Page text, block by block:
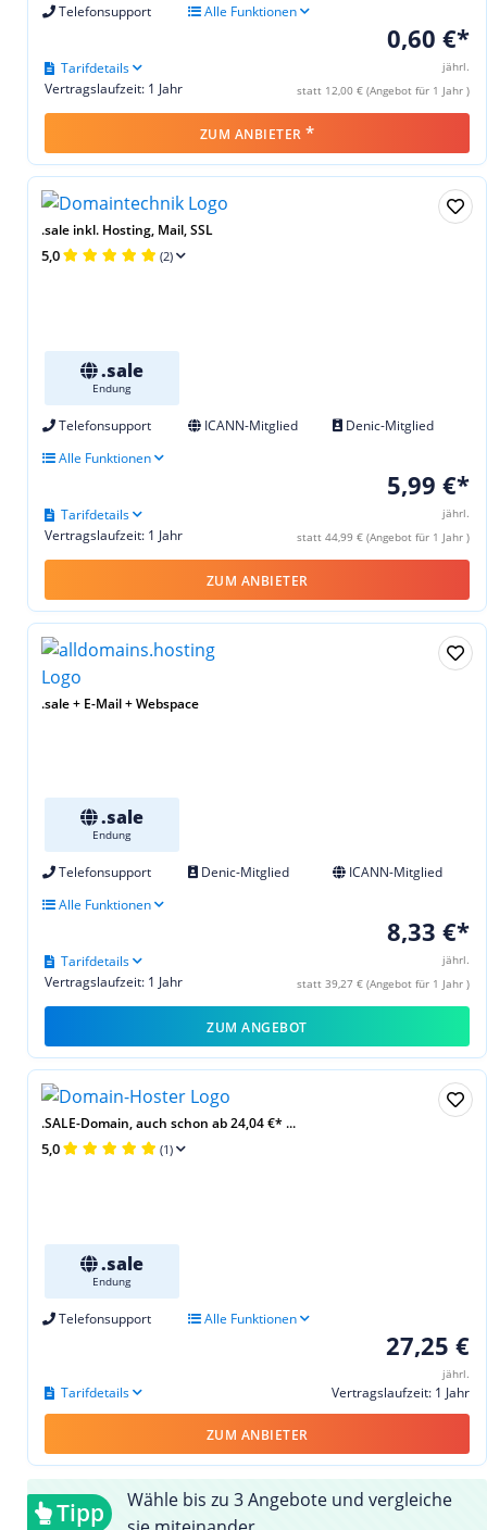
Telefonsupport Alle Funktionen
0,60 €*
jährl.
statt 12,00 € (Angebot für 1 Jahr )
Vertragslaufzeit: 1 Jahr
Tarifdetails
ZUM ANBIETER *
.sale inkl. Hosting, Mail, SSL
5,0 (2)
.sale
Endung
Telefonsupport ICANN-Mitglied
Denic-Mitglied
Alle Funktionen
5,99 €*
jährl.
statt 44,99 € (Angebot für 1 Jahr )
Vertragslaufzeit: 1 Jahr
Tarifdetails
ZUM ANBIETER
.sale + E-Mail + Webspace
.sale
Endung
Telefonsupport Denic-Mitglied
ICANN-Mitglied
Alle Funktionen
8,33 €*
jährl.
statt 39,27 € (Angebot für 1 Jahr )
Vertragslaufzeit: 1 Jahr
Tarifdetails
ZUM ANGEBOT
.SALE-Domain, auch schon ab 24,04 €* ...
5,0 (1)
.sale
Endung
Telefonsupport Alle Funktionen
27,25 €
jährl.
Vertragslaufzeit: 1 Jahr
Tarifdetails
ZUM ANBIETER
Tipp
Wähle bis zu 3 Angebote und vergleiche